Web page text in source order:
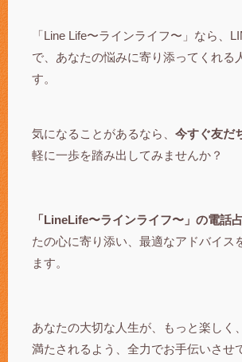
「Line Life〜ラインライフ〜」なら、
で、あなたの悩みに寄り添ってくれる
す。
気になることがあるなら、 今すぐ友だ
軽に一歩を踏み出してみませんか？
「LineLife〜ラインライフ〜」の電話
たの心に寄り添い、最適なアドバイス
ます。
あなたの大切な人生が、もっと楽しく
満たされるよう、全力でお手伝いさせ